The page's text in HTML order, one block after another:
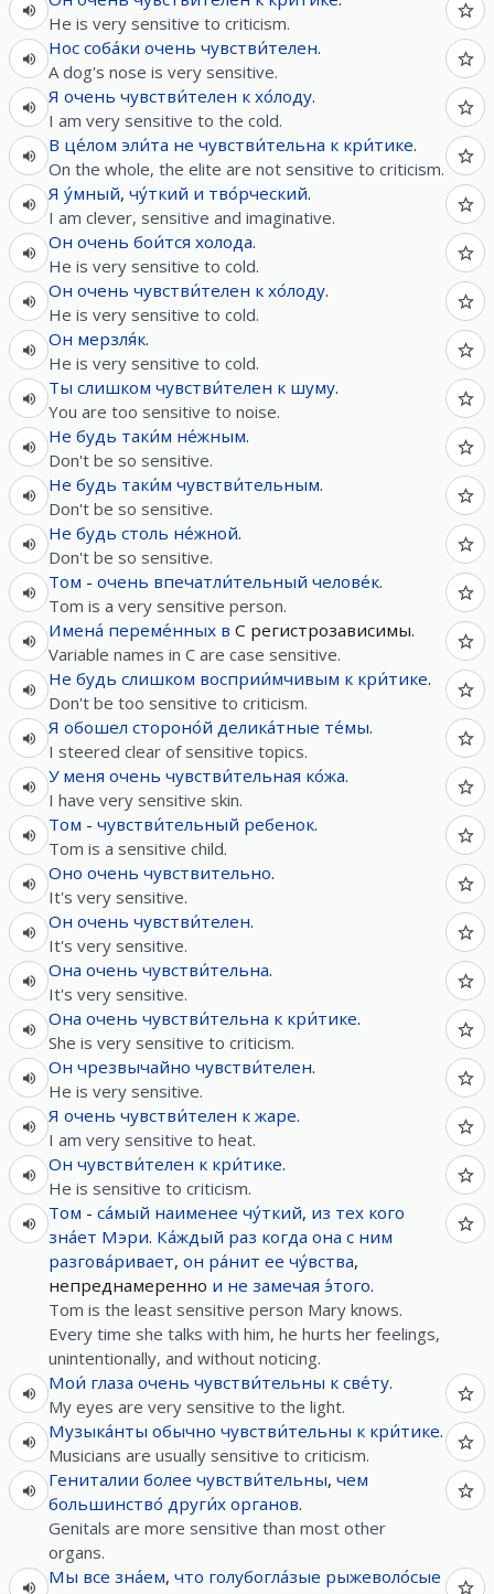
He is very sensitive to criticism.
Нос соба́ки очень чувстви́телен.
A dog's nose is very sensitive.
Я очень чувстви́телен к хо́лоду.
I am very sensitive to the cold.
В це́лом эли́та не чувстви́тельна к кри́тике.
On the whole, the elite are not sensitive to criticism.
Я у́мный, чу́ткий и тво́рческий.
I am clever, sensitive and imaginative.
Он очень бои́тся холода.
He is very sensitive to cold.
Он очень чувстви́телен к хо́лоду.
He is very sensitive to cold.
Он мерзля́к.
He is very sensitive to cold.
Ты слишком чувстви́телен к шуму.
You are too sensitive to noise.
Не будь таки́м не́жным.
Don't be so sensitive.
Не будь таки́м чувстви́тельным.
Don't be so sensitive.
Не будь столь не́жной.
Don't be so sensitive.
Том - очень впечатли́тельный челове́к.
Tom is a very sensitive person.
Имена́ переме́нных в C регистрозависимы.
Variable names in C are case sensitive.
Не будь слишком восприи́мчивым к кри́тике.
Don't be too sensitive to criticism.
Я обошел стороно́й делика́тные те́мы.
I steered clear of sensitive topics.
У меня очень чувстви́тельная ко́жа.
I have very sensitive skin.
Том - чувстви́тельный ребенок.
Tom is a sensitive child.
Оно очень чувствительно.
It's very sensitive.
Он очень чувстви́телен.
It's very sensitive.
Она очень чувстви́тельна.
It's very sensitive.
Она очень чувстви́тельна к кри́тике.
She is very sensitive to criticism.
Он чрезвычайно чувстви́телен.
He is very sensitive.
Я очень чувстви́телен к жаре.
I am very sensitive to heat.
Он чувстви́телен к кри́тике.
He is sensitive to criticism.
Том - са́мый наименее чу́ткий, из тех кого
зна́ет Мэри. Ка́ждый раз когда она с ним
разгова́ривает, он ра́нит ее чу́вства,
непреднамеренно и не замечая э́того.
Tom is the least sensitive person Mary knows.
Every time she talks with him, he hurts her feelings,
unintentionally, and without noticing.
Мои́ глаза очень чувстви́тельны к све́ту.
My eyes are very sensitive to the light.
Музыка́нты обычно чувстви́тельны к кри́тике.
Musicians are usually sensitive to criticism.
Гениталии более чувстви́тельны, чем
большинство́ други́х органов.
Genitals are more sensitive than most other
organs.
Мы все зна́ем, что голубогла́зые рыжеволо́сые